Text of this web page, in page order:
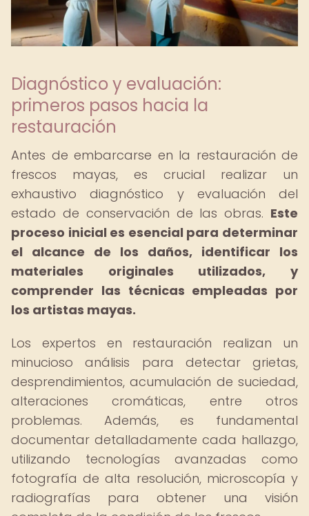
Diagnóstico y evaluación:
primeros pasos hacia la
restauración
Antes de embarcarse en la restauración de
frescos mayas, es crucial realizar un
exhaustivo diagnóstico y evaluación del
estado de conservación de las obras. Este
proceso inicial es esencial para determinar
el alcance de los daños, identificar los
materiales originales utilizados, y
comprender las técnicas empleadas por
los artistas mayas.
Los expertos en restauración realizan un
minucioso análisis para detectar grietas,
desprendimientos, acumulación de suciedad,
alteraciones cromáticas, entre otros
problemas. Además, es fundamental
documentar detalladamente cada hallazgo,
utilizando tecnologías avanzadas como
fotografía de alta resolución, microscopía y
radiografías para obtener una visión